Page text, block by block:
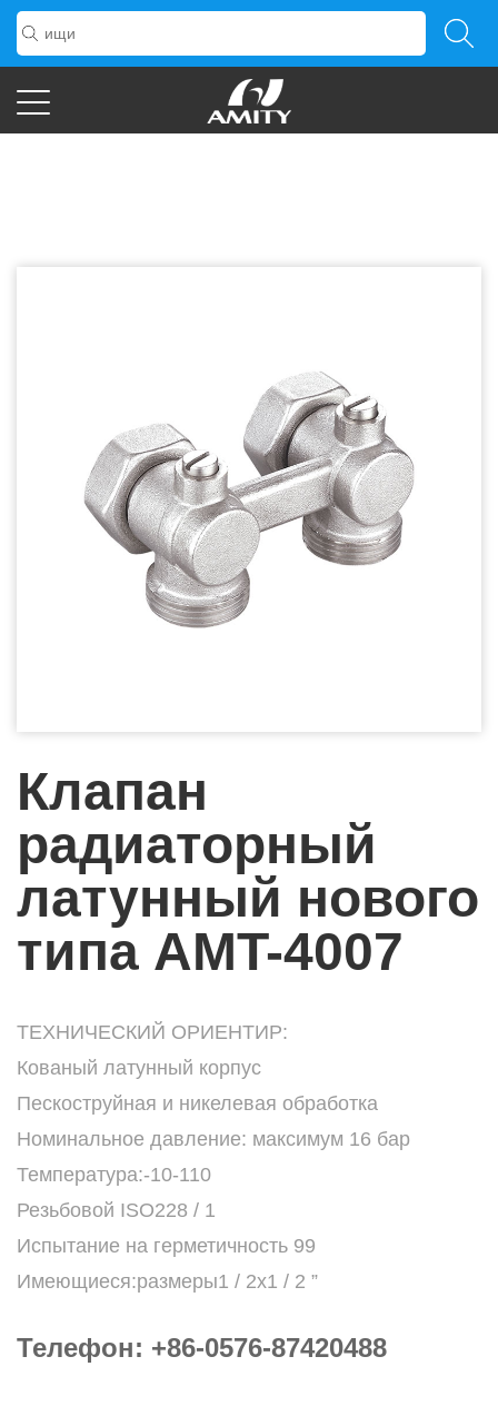
Клапан
радиаторный
латунный нового
типа AMT-4007
ТЕХНИЧЕСКИЙ ОРИЕНТИР:
Кованый латунный корпус
Пескоструйная и никелевая обработка
Номинальное давление: максимум 16 бар
Температура:-10-110
Резьбовой ISO228 / 1
Испытание на герметичность 99
Имеющиеся:размеры1 / 2x1 / 2 ”
Телефон: +86-0576-87420488